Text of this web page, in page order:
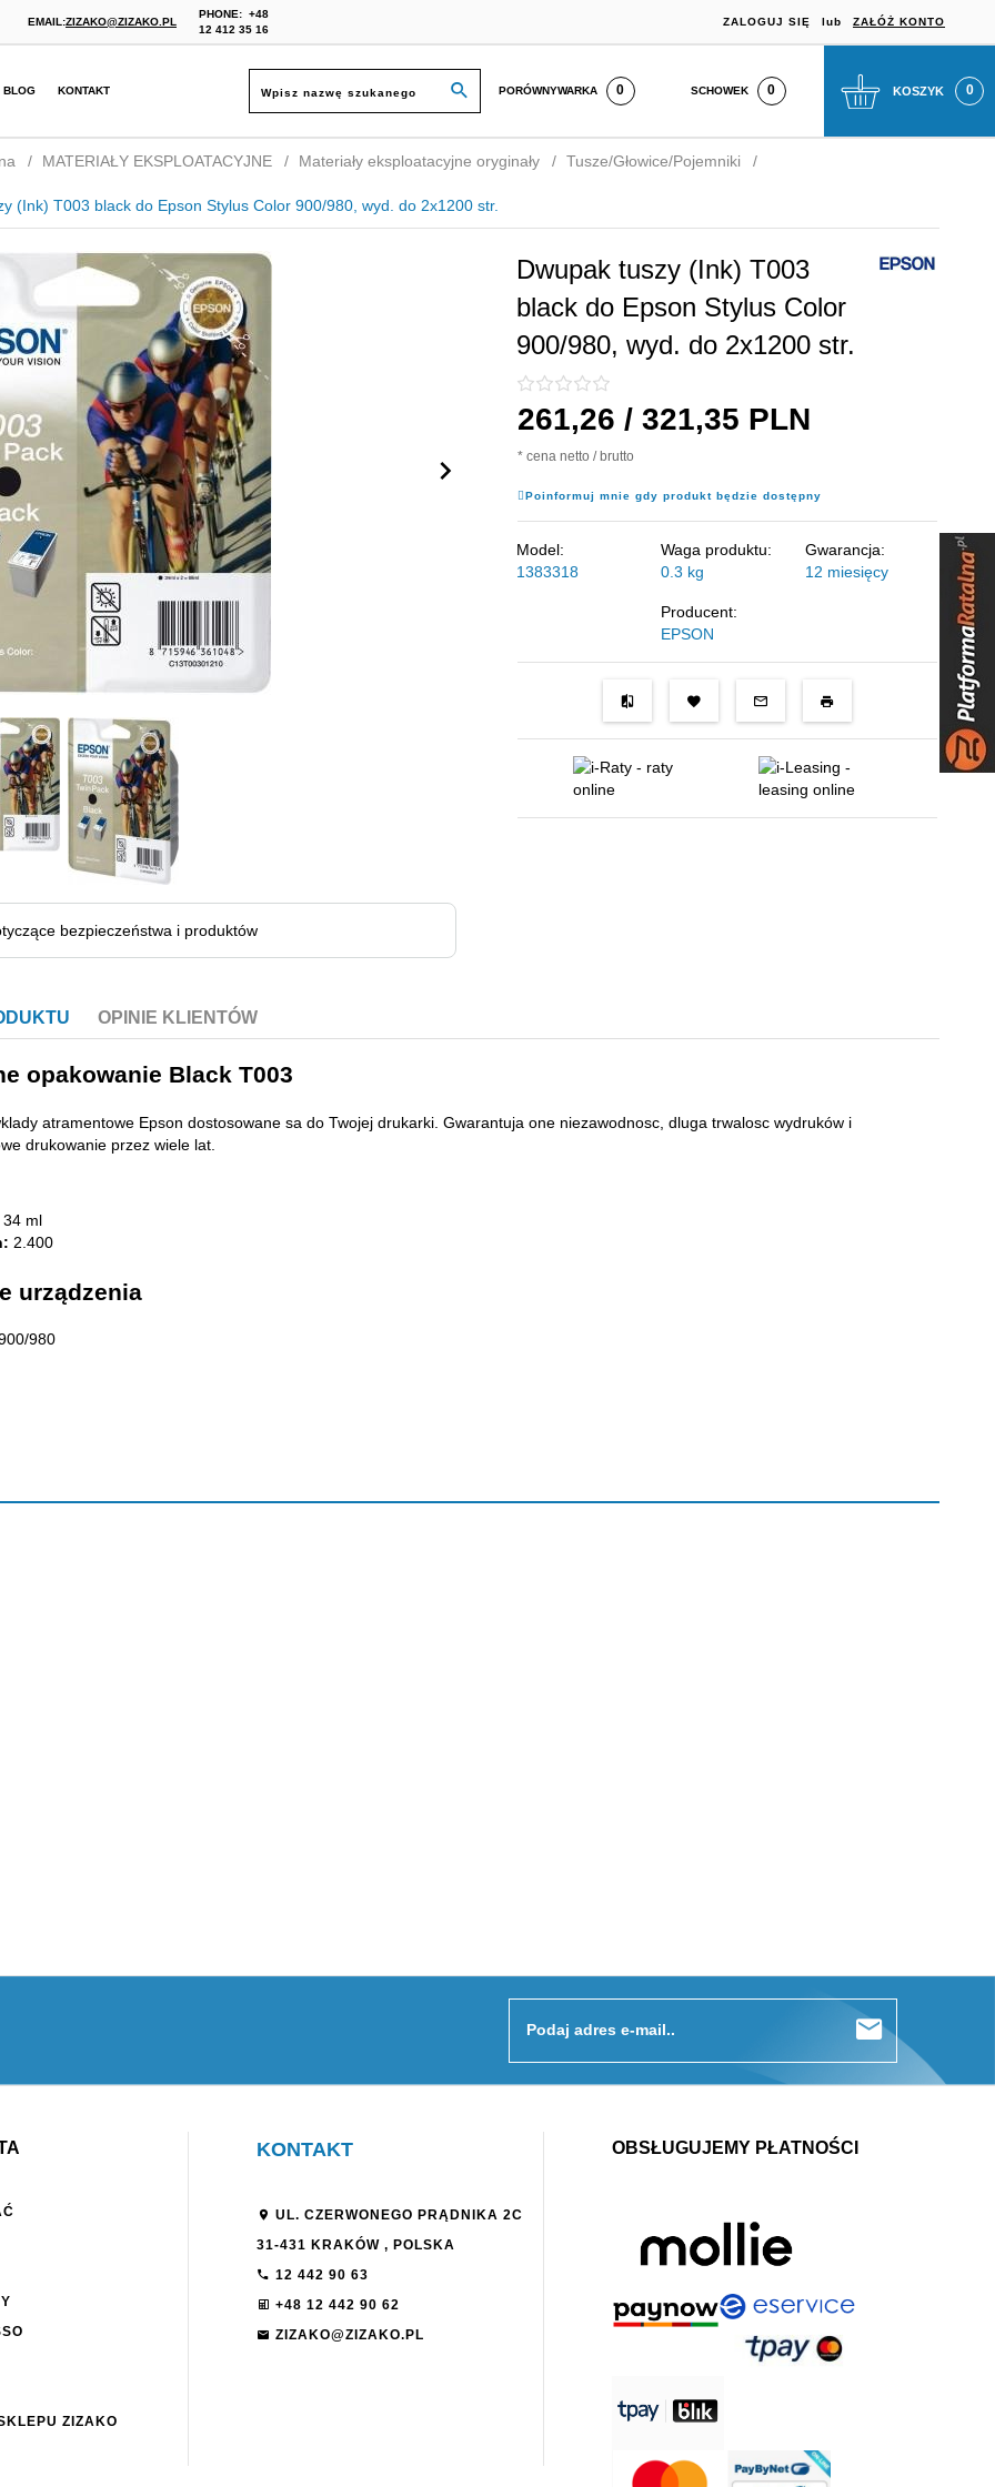
EMAIL:ZIZAKO@ZIZAKO.PL
PHONE: +48
12 412 35 16
ZALOGUJ SIĘ lub ZAŁÓŻ KONTO
BLOG KONTAKT PORÓWNYWARKA SCHOWEK KOSZYK 0
MATERIAŁY EKSPLOATACYJNE Materiały eksploatacyjne oryginały Tusze/Głowice/Pojemniki
(Ink) T003 black do Epson Stylus Color 900/980, wyd. do 2x1200 str.
bezpieczeństwa i produktów
Dwupak tuszy (Ink) T003
black do Epson Stylus Color
900/980, wyd. do 2x1200 str.
261,26 / 321,35 PLN
* cena netto / brutto
Poinformuj mnie gdy produkt będzie dostępny
Model:
1383318
Waga produktu:
0.3 kg
Gwarancja:
12 miesięcy
Producent:
EPSON
OPINIE KLIENTÓW
opakowanie Black T003
atramentowe Epson dostosowane sa do Twojej drukarki. Gwarantuja one niezawodnosc, dluga trwalosc wydruków i
drukowanie przez wiele lat.
ml
2.400
urządzenia
980
Podaj adres e-mail..
ZIZAKO
KONTAKT
UL. CZERWONEGO PRĄDNIKA 2C
31-431 KRAKÓW , POLSKA
12 442 90 63
+48 12 442 90 62
ZIZAKO@ZIZAKO.PL
OBSŁUGUJEMY PŁATNOŚCI